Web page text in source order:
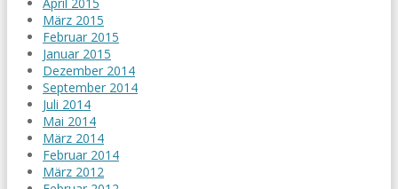
März 2015
Februar 2015
Januar 2015
Dezember 2014
September 2014
Juli 2014
Mai 2014
März 2014
Februar 2014
März 2012